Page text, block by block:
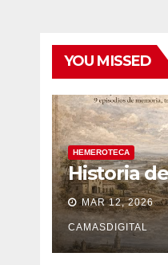
YOU MISSED
HEMEROTECA
Historia
MAR 12, 2026
CAMASDIGITAL